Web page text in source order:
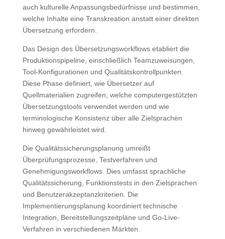
auch kulturelle Anpassungsbedürfnisse und bestimmen,
welche Inhalte eine Transkreation anstatt einer direkten
Übersetzung erfordern.
Das Design des Übersetzungsworkflows etabliert die
Produktionspipeline, einschließlich Teamzuweisungen,
Tool-Konfigurationen und Qualitätskontrollpunkten.
Diese Phase definiert, wie Übersetzer auf
Quellmaterialien zugreifen, welche computergestützten
Übersetzungstools verwendet werden und wie
terminologische Konsistenz über alle Zielsprachen
hinweg gewährleistet wird.
Die Qualitätssicherungsplanung umreißt
Überprüfungsprozesse, Testverfahren und
Genehmigungsworkflows. Dies umfasst sprachliche
Qualitätssicherung, Funktionstests in den Zielsprachen
und Benutzerakzeptanzkriterien. Die
Implementierungsplanung koordiniert technische
Integration, Bereitstellungszeitpläne und Go-Live-
Verfahren in verschiedenen Märkten.